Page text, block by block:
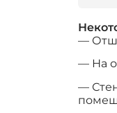
—
— На
—